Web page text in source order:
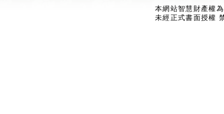
本網站智慧財產權
未經正式書面授權